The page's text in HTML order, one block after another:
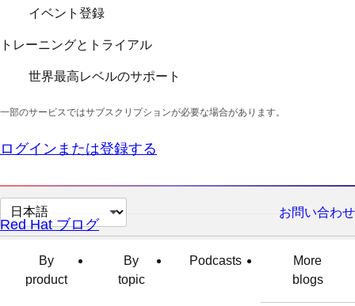
イベント登録
トレーニングとトライアル
世界最高レベルのサポート
一部のサービスではサブスクリプションが必要な場合があります。
ログインまたは登録する
ペ
ー
お問い合わせ
Red Hat ブログ
By
product
By
topic
Podcasts
More
blogs